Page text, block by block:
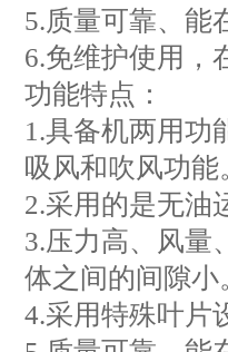
5.质量可靠、能
6.免维护使用，
功能特点：
1.具备机两用功
吸风和吹风功能
2.采用的是无油
3.压力高、风量
体之间的间隙
4.采用特殊叶片